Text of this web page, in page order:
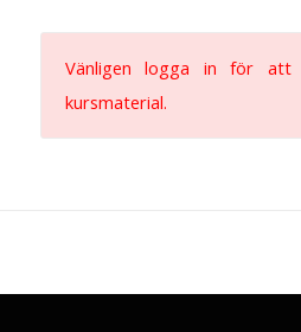
Vänligen logga in för
kursmaterial.